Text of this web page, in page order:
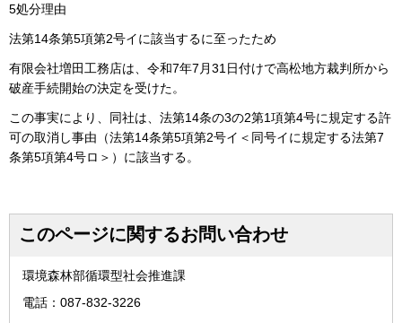
5処分理由
法第14条第5項第2号イに該当するに至ったため
有限会社増田工務店は、令和7年7月31日付けで高松地方裁判所から
破産手続開始の決定を受けた。
この事実により、同社は、法第14条の3の2第1項第4号に規定する許
可の取消し事由（法第14条第5項第2号イ＜同号イに規定する法第7
条第5項第4号ロ＞）に該当する。
このページに関するお問い合わせ
環境森林部循環型社会推進課
電話：087-832-3226